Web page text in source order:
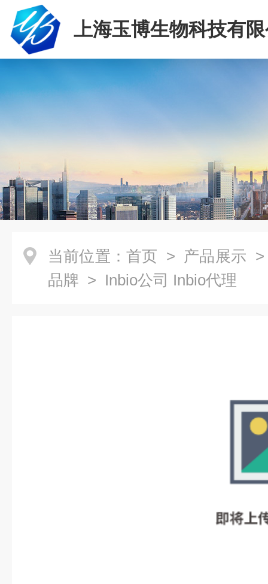
上海玉博生物科技有
当前位置： 首页 > 产品展示
品牌 > Inbio公司 Inbio代理